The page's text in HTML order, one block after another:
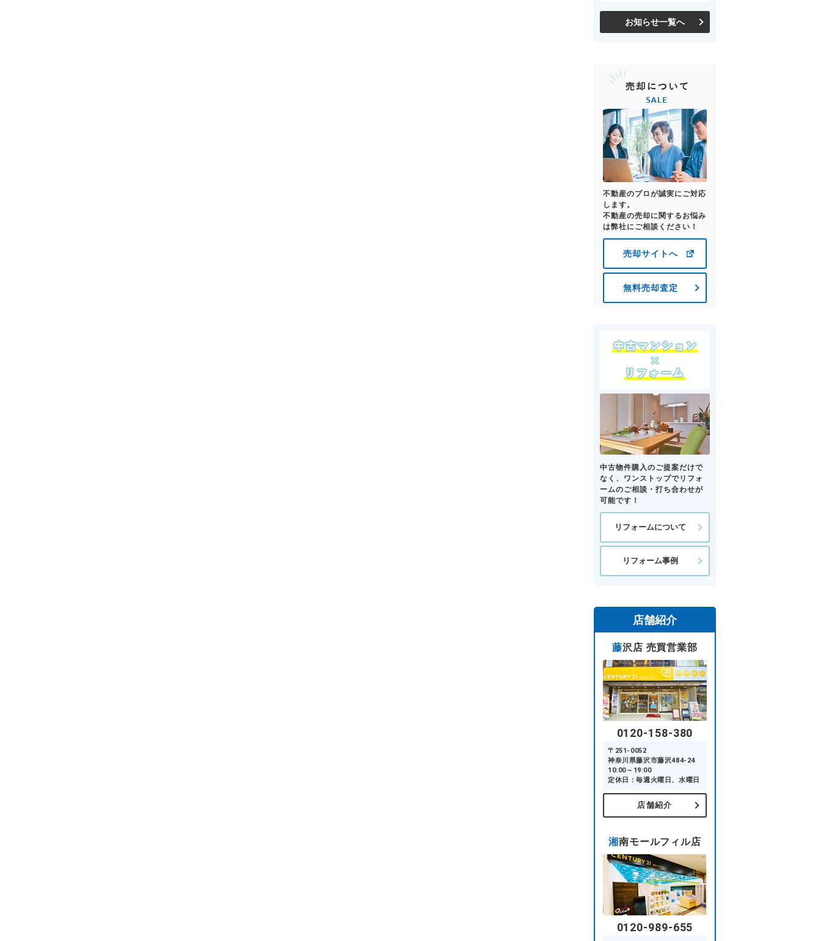
お知らせ一覧へ
不動産のプロが誠実にご対応
します。
不動産の売却に関するお悩み
は弊社にご相談ください！
売却サイトへ
無料売却査定
中古物件購入のご提案だけで
なく、ワンストップでリフォ
ームのご相談・打ち合わせが
可能です！
リフォームについて
リフォーム事例
店舗紹介
藤沢店 売買営業部
0120-158-380
〒251-0052
神奈川県藤沢市藤沢484-24
10:00～19:00
定休日：毎週火曜日、水曜日
店舗紹介
湘南モールフィル店
0120-989-655